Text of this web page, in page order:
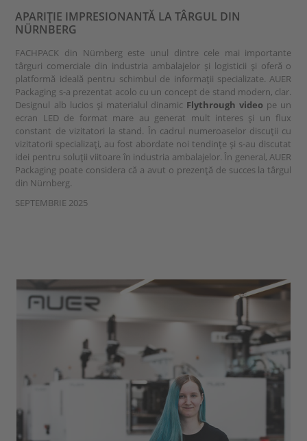
APARIȚIE IMPRESIONANTĂ LA TÂRGUL DIN
NÜRNBERG
FACHPACK din Nürnberg este unul dintre cele mai importante
târguri comerciale din industria ambalajelor și logisticii și oferă o
platformă ideală pentru schimbul de informații specializate. AUER
Packaging s-a prezentat acolo cu un concept de stand modern, clar.
Designul alb lucios și materialul dinamic Flythrough video pe un
ecran LED de format mare au generat mult interes și un flux
constant de vizitatori la stand. În cadrul numeroaselor discuții cu
vizitatorii specializați, au fost abordate noi tendințe și s-au discutat
idei pentru soluții viitoare în industria ambalajelor. În general, AUER
Packaging poate considera că a avut o prezență de succes la târgul
din Nürnberg.
SEPTEMBRIE 2025